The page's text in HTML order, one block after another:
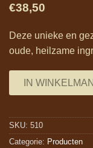
€38,50
Deze unieke en
oude, heilzame
IN
SKU: 510
Categorie: Producten